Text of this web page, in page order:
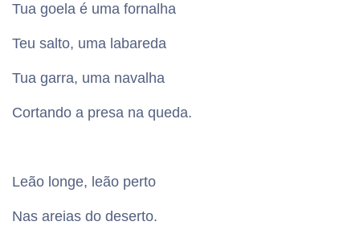
Tua goela é uma fornalha
Teu salto, uma labareda
Tua garra, uma navalha
Cortando a presa na queda.
Leão longe, leão perto
Nas areias do deserto.